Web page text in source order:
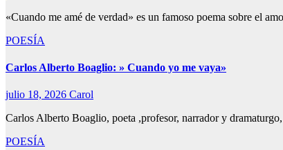
«Cuando me amé de verdad» es un famoso poema sobre el
POESÍA
Carlos Alberto Boaglio: » Cuando yo me vaya»
julio 18, 2026 Carol
Carlos Alberto Boaglio, poeta ,profesor, narrador y
POESÍA